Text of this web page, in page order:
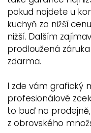
pokud najdete u
kuchyň za nižší
nižší. Dalším
prodloužená
zdarma.
I zde vám grafický
profesionálové
to buď na
z obrovského